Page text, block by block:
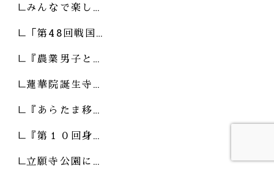
みんなで楽し…
「第48回戦国…
『農業男子と…
蓮華院誕生寺…
『あらたま移…
『第１０回身…
立願寺公園に…